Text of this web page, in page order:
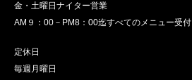
金・土曜日ナイター営業
AM９：00－PM8：00迄すべてのメニュー受付
定休日
毎週月曜日